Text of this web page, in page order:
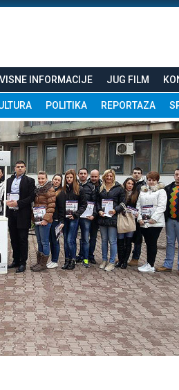
INFORMACIJE JUG FILM
POLITIKA REPORTAZA